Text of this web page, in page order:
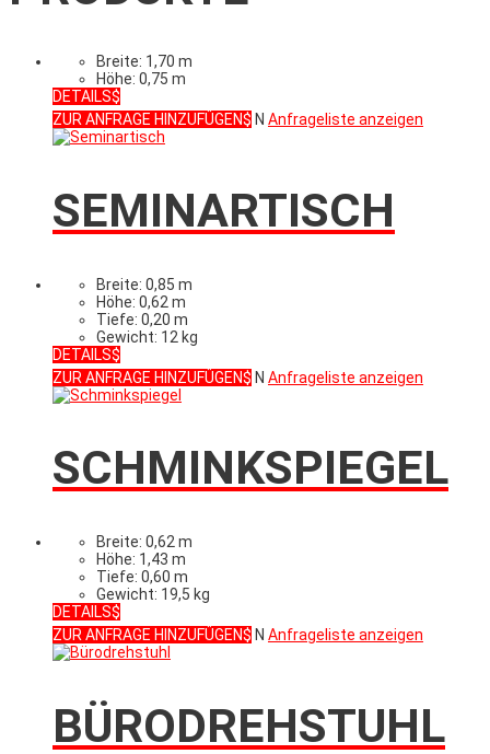
Breite: 1,70 m
Höhe: 0,75 m
DETAILS
ZUR ANFRAGE HINZUFÜGEN
N Anfrageliste anzeigen
SEMINARTISCH
Breite: 0,85 m
Höhe: 0,62 m
Tiefe: 0,20 m
Gewicht: 12 kg
DETAILS
ZUR ANFRAGE HINZUFÜGEN
N Anfrageliste anzeigen
SCHMINKSPIEGEL
Breite: 0,62 m
Höhe: 1,43 m
Tiefe: 0,60 m
Gewicht: 19,5 kg
DETAILS
ZUR ANFRAGE HINZUFÜGEN
N Anfrageliste anzeigen
BÜRODREHSTUHL